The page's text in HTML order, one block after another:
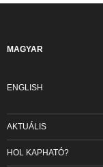
MAGYAR
ENGLISH
AKTUÁLIS
HOL KAPHATÓ?